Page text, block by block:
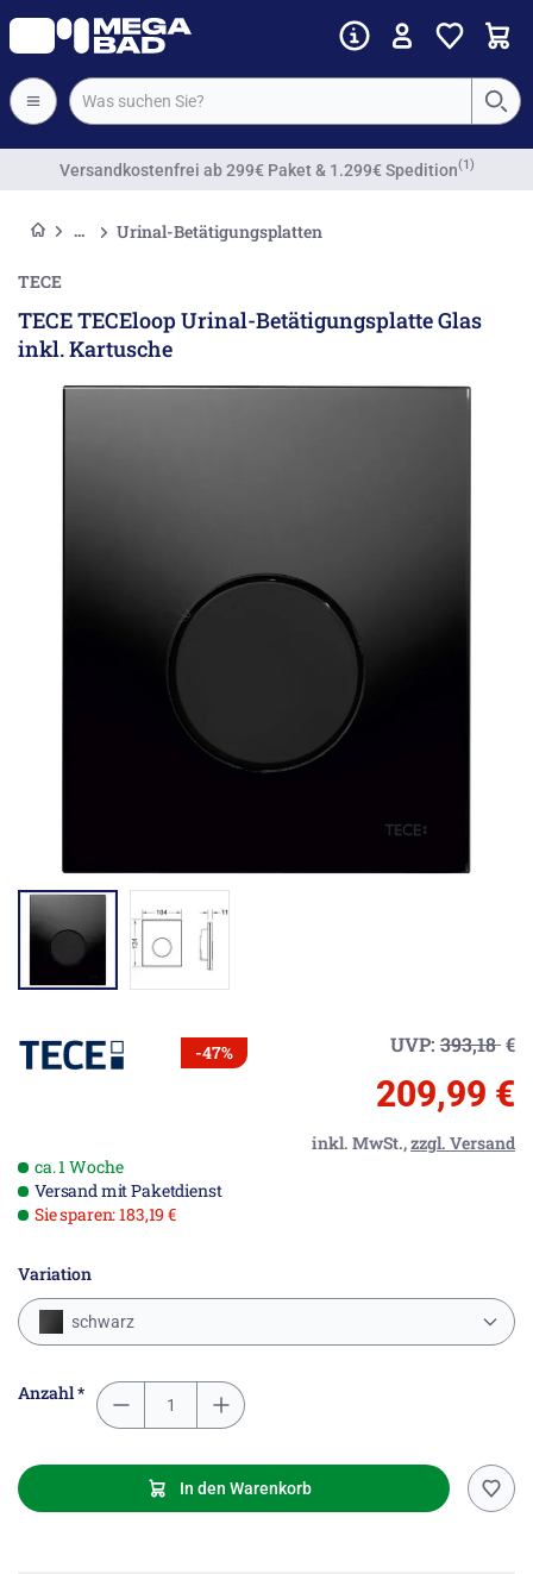
Versandkostenfrei ab 299€ Paket & 1.299€ Spedition(1)
Urinal-Betätigungsplatten
TECE
TECE TECEloop Urinal-Betätigungsplatte Glas
inkl. Kartusche
-47% UVP: 393,18€
209,99 €
inkl. MwSt.,zzgl. Versand
ca. 1 Woche
Versand mit Paketdienst
Sie sparen: 183,19 €
Variation
schwarz
Anzahl *
In den Warenkorb